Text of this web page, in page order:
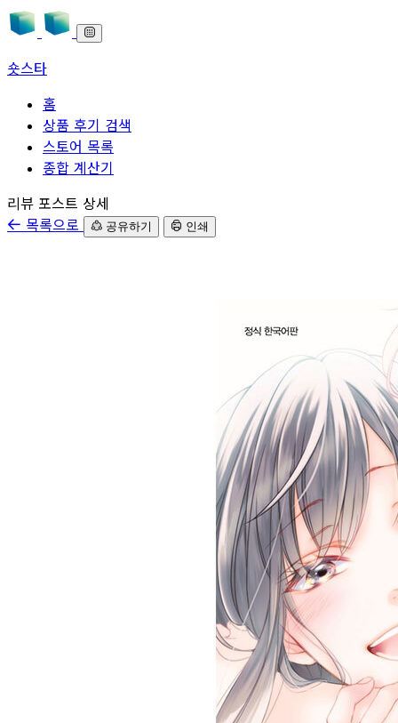
숏스타
홈
상품 후기 검색
스토어 목록
종합 계산기
본문으로 바로가기
리뷰 포스트 상세
목록으로
공유하기 인쇄